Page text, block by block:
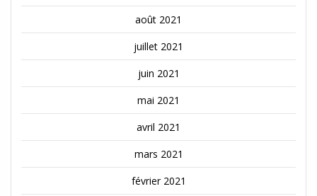
août 2021
juillet 2021
juin 2021
mai 2021
avril 2021
mars 2021
février 2021